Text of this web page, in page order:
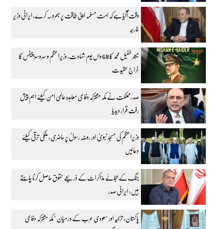
وقت آگیا ہے کہ امت مسلمہ اپنی طاقت پر بھروسہ کرے، ایرانی وزیر
خارجہ
میجر طفیل محمد کا 68 واں یوم شہادت، وزیراعظم و سروسز چیفس کا
خراجِ عقیدت
صدر مملکت نے مکہ مشترکہ دفاعی معاہدہ عالمی امن کیلئے اہم پیش
رفت قرار دیدیا
وزیراعظم کی مسجد نبویؐ اور روضہ رسولؐ پر حاضری، ملکی ترقی کیلئے
دعائیں
جنگ کے بجائے مذاکرات کے ذریعے حقوق حاصل کرنا چاہتے
ہیں: ایرانی صدر
پاکستان، ترکیہ اور سعودی عرب کے درمیان ’مکہ مشترکہ دفاعی